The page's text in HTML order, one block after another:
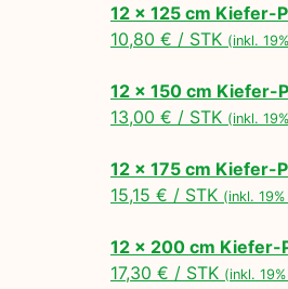
12 x 125 cm Kiefer-
10,80 € / STK (inkl.
12 x 150 cm Kiefer-
13,00 € / STK (inkl.
12 x 175 cm Kiefer-
15,15 € / STK (inkl.
12 x 200 cm Kiefer-
17,30 € / STK (inkl.